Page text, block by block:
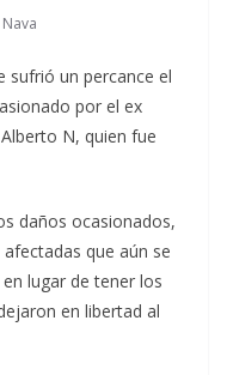
sufrió un percance el
por el ex
N, quien fue
daños ocasionados,
que aún se
lugar de tener los
en libertad al